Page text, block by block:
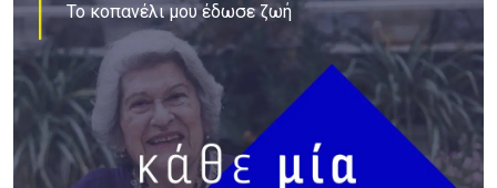
Το κοπανέλι μου έδωσε ζωή